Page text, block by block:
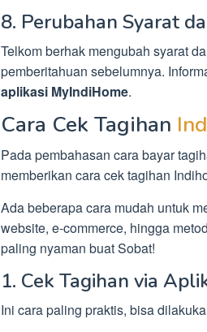
8. Perubahan Syarat
Telkom berhak mengubah syarat
pemberitahuan sebelumnya.
aplikasi MyIndiHome.
Cara Cek Tagihan
Pada pembahasan cara bayar
memberikan cara cek tagihan
Ada beberapa cara mudah untuk
website, e-commerce, hingga
paling nyaman buat Sobat!
1. Cek Tagihan via
Ini cara paling praktis, bisa